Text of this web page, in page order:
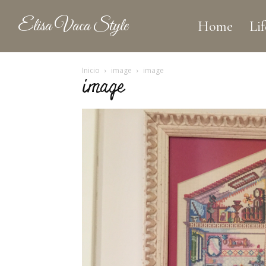
Elisa Vaca Style Home
Inicio image image
image